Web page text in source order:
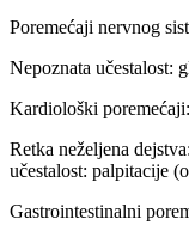
Poremećaji nervnog
Nepoznata učestalost:
Kardiološki poremećaji:
Retka neželjena
učestalost: palpitacije
Gastrointestinalni